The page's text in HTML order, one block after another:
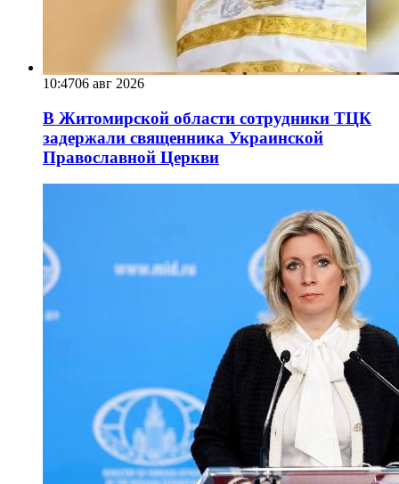
10:4706 авг 2026
В Житомирской области сотрудники ТЦК
задержали священника Украинской
Православной Церкви